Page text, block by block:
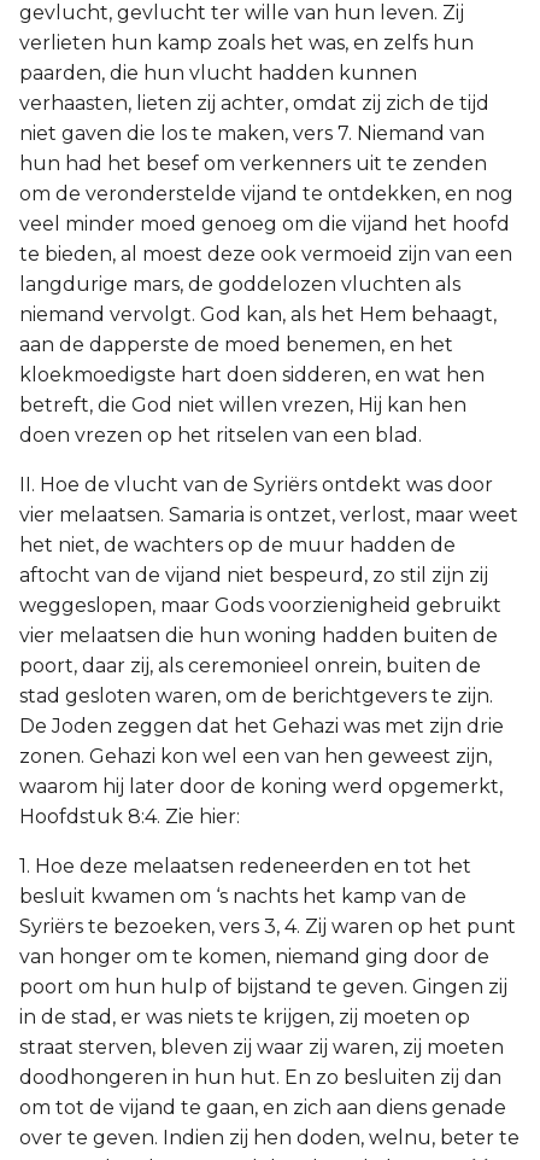
gevlucht, gevlucht ter wille van hun leven. Zij
verlieten hun kamp zoals het was, en zelfs hun
paarden, die hun vlucht hadden kunnen
verhaasten, lieten zij achter, omdat zij zich de tijd
niet gaven die los te maken, vers 7. Niemand van
hun had het besef om verkenners uit te zenden
om de veronderstelde vijand te ontdekken, en nog
veel minder moed genoeg om die vijand het hoofd
te bieden, al moest deze ook vermoeid zijn van een
langdurige mars, de goddelozen vluchten als
niemand vervolgt. God kan, als het Hem behaagt,
aan de dapperste de moed benemen, en het
kloekmoedigste hart doen sidderen, en wat hen
betreft, die God niet willen vrezen, Hij kan hen
doen vrezen op het ritselen van een blad.
II. Hoe de vlucht van de Syriërs ontdekt was door
vier melaatsen. Samaria is ontzet, verlost, maar weet
het niet, de wachters op de muur hadden de
aftocht van de vijand niet bespeurd, zo stil zijn zij
weggeslopen, maar Gods voorzienigheid gebruikt
vier melaatsen die hun woning hadden buiten de
poort, daar zij, als ceremonieel onrein, buiten de
stad gesloten waren, om de berichtgevers te zijn.
De Joden zeggen dat het Gehazi was met zijn drie
zonen. Gehazi kon wel een van hen geweest zijn,
waarom hij later door de koning werd opgemerkt,
Hoofdstuk 8:4. Zie hier:
1. Hoe deze melaatsen redeneerden en tot het
besluit kwamen om ‘s nachts het kamp van de
Syriërs te bezoeken, vers 3, 4. Zij waren op het punt
van honger om te komen, niemand ging door de
poort om hun hulp of bijstand te geven. Gingen zij
in de stad, er was niets te krijgen, zij moeten op
straat sterven, bleven zij waar zij waren, zij moeten
doodhongeren in hun hut. En zo besluiten zij dan
om tot de vijand te gaan, en zich aan diens genade
over te geven. Indien zij hen doden, welnu, beter te